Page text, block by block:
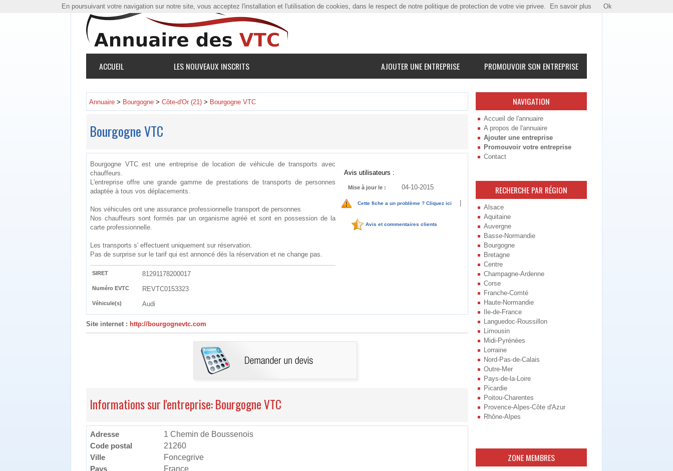
ACCUEIL LES NOUVEAUX INSCRITS PROMOUVOIR SON ENTREPRISE
AJOUTER UNE ENTREPRISE
NAVIGATION
Accueil de l'annuaire
A propos de l'annuaire
Ajouter une entreprise
Promouvoir votre entreprise
Contact
RECHERCHE PAR RÉGION
Alsace
Aquitaine
Auvergne
Basse-Normandie
Bourgogne
Bretagne
Centre
Champagne-Ardenne
Corse
Franche-Comté
Haute-Normandie
Ile-de-France
Languedoc-Roussillon
Limousin
Midi-Pyrénées
Lorraine
Nord-Pas-de-Calais
Outre-Mer
Pays-de-la-Loire
Picardie
Poitou-Charentes
Provence-Alpes-Côte d'Azur
Rhône-Alpes
ZONE MEMBRES
Annuaire > Bourgogne > Côte-d'Or (21) > Bourgogne VTC
Bourgogne VTC
Bourgogne VTC est une entreprise de location de véhicule de transports avec
chauffeurs.
L'entreprise offre une grande gamme de prestations de transports de personnes
adaptée à tous vos déplacements.
Nos véhicules ont une assurance professionnelle transport de personnes
Nos chauffeurs sont formés par un organisme agréé et sont en possession de la
carte professionnelle.
Les transports s' effectuent uniquement sur réservation.
Pas de surprise sur le tarif qui est annoncé dés la réservation et ne change pas.
SIRET 81291178200017
Numéro EVTC REVTC0153323
Véhicule(s) Audi
Avis utilisateurs :
Mise à jour le : 04-10-2015
Cette fiche a un problème ? Cliquez ici
Avis et commentaires clients
Site internet : http://bourgognevtc.com
Informations sur l'entreprise: Bourgogne VTC
Adresse
1 Chemin de Boussenois
Code postal
21260
Ville
Foncegrive
Pays
France
En poursuivant votre navigation sur notre site, vous acceptez l'installation et l'utilisation de cookies, dans le respect de notre politique de protection de votre vie privee. En savoir plus Ok